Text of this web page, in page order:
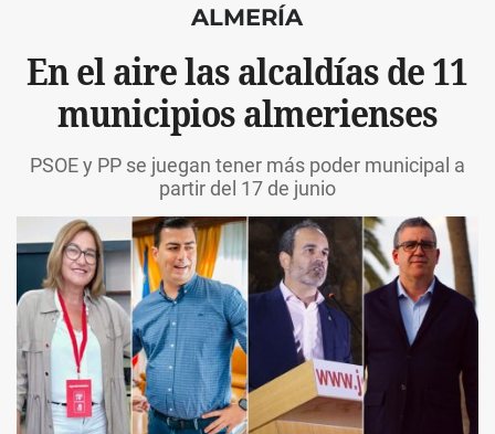
ALMERÍA
En el aire las alcaldías de 11
municipios almerienses
PSOE y PP se juegan tener más poder municipal a
partir del 17 de junio